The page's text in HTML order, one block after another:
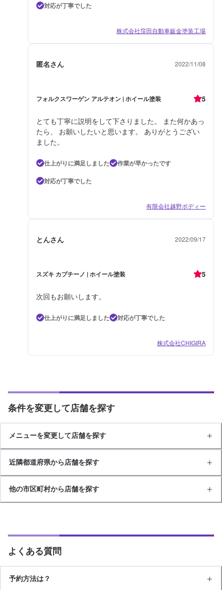
対応が丁寧でした
株式会社窪田自動車鈑金塗装工場
匿名さん 2022/11/08
フォルクスワーゲン アルテオン | ホイール塗装 5
とても丁寧に説明をして下さりました。 また何かあっ
たら、 お願いしたいと思います。 ありがとうござい
ました。
仕上がりに満足しました
作業が早かったです
対応が丁寧でした
有限会社越野ボディー
とんさん 2022/09/17
スズキ カプチーノ | ホイール塗装 5
次回もお願いします。
仕上がりに満足しました 対応が丁寧でした
株式会社CHIGIRA
条件を変更して店舗を探す
メニューを変更して店舗を探す
近隣都道府県から店舗を探す
他の市区町村から店舗を探す
よくある質問
予約方法は？